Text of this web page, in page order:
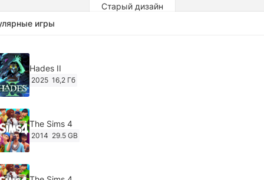
Старый дизайн
игры
Hades II
2025 16,2 Гб
The Sims 4
2014 29.5 GB